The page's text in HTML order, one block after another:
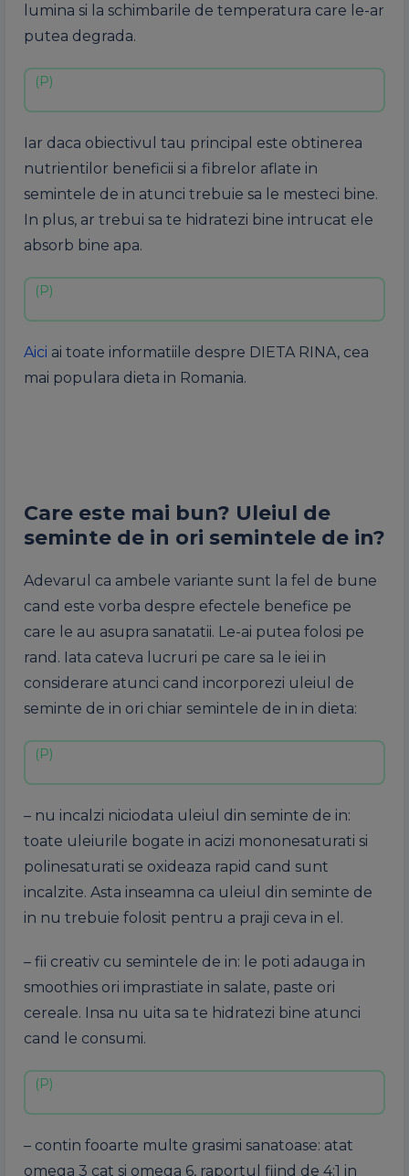
lumina si la schimbarile de temperatura care le-ar
putea degrada.
Iar daca obiectivul tau principal este obtinerea
nutrientilor beneficii si a fibrelor aflate in
semintele de in atunci trebuie sa le mesteci bine.
In plus, ar trebui sa te hidratezi bine intrucat ele
absorb bine apa.
Aici ai toate informatiile despre DIETA RINA, cea
mai populara dieta in Romania.
Care este mai bun? Uleiul de
seminte de in ori semintele de in?
Adevarul ca ambele variante sunt la fel de bune
cand este vorba despre efectele benefice pe
care le au asupra sanatatii. Le-ai putea folosi pe
rand. Iata cateva lucruri pe care sa le iei in
considerare atunci cand incorporezi uleiul de
seminte de in ori chiar semintele de in in dieta:
– nu incalzi niciodata uleiul din seminte de in:
toate uleiurile bogate in acizi mononesaturati si
polinesaturati se oxideaza rapid cand sunt
incalzite. Asta inseamna ca uleiul din seminte de
in nu trebuie folosit pentru a praji ceva in el.
– fii creativ cu semintele de in: le poti adauga in
smoothies ori imprastiate in salate, paste ori
cereale. Insa nu uita sa te hidratezi bine atunci
cand le consumi.
– contin fooarte multe grasimi sanatoase: atat
omega 3 cat si omega 6, raportul fiind de 4:1 in